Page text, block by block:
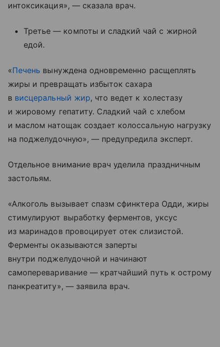
интоксикация», — сказала врач.
Третье — компоты и сладкий чай с жирной
едой.
«Печень вынуждена одновременно расщеплять
жиры и превращать избыток сахара
в висцеральный жир, что ведет к холестазу
и жировому гепатиту. Сладкий чай с хлебом
и маслом натощак создает колоссальную нагрузку
на поджелудочную», — предупредила эксперт.
Отдельное внимание врач уделила праздничным
застольям.
«Алкоголь вызывает спазм сфинктера Одди, жиры
стимулируют выработку ферментов, уксус
из маринадов провоцирует отек слизистой.
Ферменты оказываются заперты
внутри поджелудочной и начинают
самопереваривание — кратчайший путь к острому
панкреатиту», — заявила врач.